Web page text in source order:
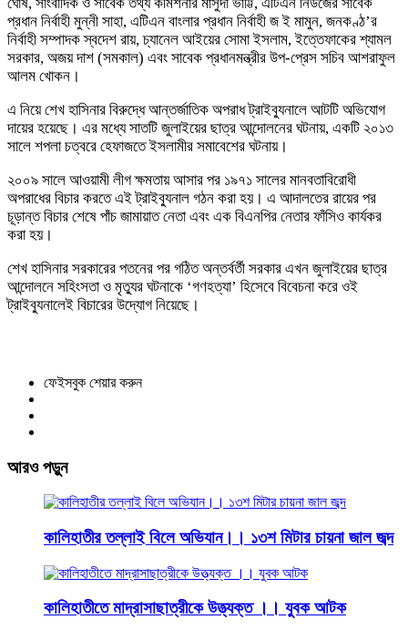
প্রধান নির্বাহী মুন্নী সাহা, এটিএন বাংলার প্রধান নির্বাহী জ ই মামুন, জনকণ্ঠ’র
নির্বাহী সম্পাদক স্বদেশ রায়, চ্যানেল আইয়ের সোমা ইসলাম, ইত্তেফাকের শ্যামল
সরকার, অজয় দাশ (সমকাল) এবং সাবেক প্রধানমন্ত্রীর উপ-প্রেস সচিব আশরাফুল
আলম খোকন।
এ নিয়ে শেখ হাসিনার বিরুদ্ধে আন্তর্জাতিক অপরাধ ট্রাইব্যুনালে আটটি অভিযোগ
দায়ের হয়েছে। এর মধ্যে সাতটি জুলাইয়ের ছাত্র আন্দোলনের ঘটনায়, একটি ২০১৩
সালে শপলা চত্বরে হেফাজতে ইসলামীর সমাবেশের ঘটনায়।
২০০৯ সালে আওয়ামী লীগ ক্ষমতায় আসার পর ১৯৭১ সালের মানবতাবিরোধী
অপরাধের বিচার করতে এই ট্রাইব্যুনাল গঠন করা হয়। এ আদালতের রায়ের পর
চূড়ান্ত বিচার শেষে পাঁচ জামায়াত নেতা এবং এক বিএনপির নেতার ফাঁসিও কার্যকর
করা হয়।
শেখ হাসিনার সরকারের পতনের পর গঠিত অন্তর্বর্তী সরকার এখন জুলাইয়ের ছাত্র
আন্দোলনে সহিংসতা ও মৃত্যুর ঘটনাকে ‘গণহত্যা’ হিসেবে বিবেচনা করে ওই
ট্রাইব্যুনালেই বিচারের উদ্যোগ নিয়েছে।
ফেইসবুক শেয়ার করুন
আরও পড়ুন
কালিহাতীর তল্লাই বিলে অভিযান।। ১৩শ মিটার চায়না জাল জব্দ
কালিহাতীতে মাদ্রাসাছাত্রীকে উত্ত্যক্ত ।। যুবক আটক